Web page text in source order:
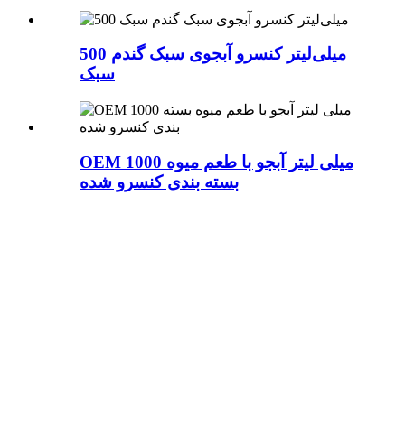
500 میلی‌لیتر کنسرو آبجوی سبک گندم
سبک
OEM 1000 میلی لیتر آبجو با طعم میوه
بسته بندی کنسرو شده